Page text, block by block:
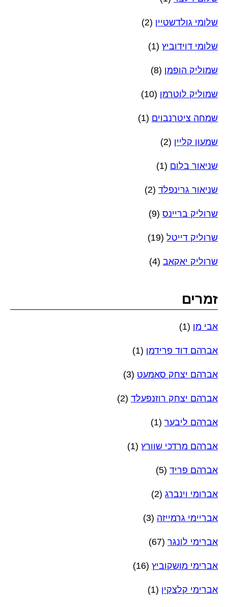
שלומי גולדשטיין (2)
שלומי דוידוביץ (1)
שמוליק הופמן (8)
שמוליק לוטרמן (10)
שמחה ציטרנבוים (1)
שמעון קליין (2)
שניאור בלום (1)
שניאור גרינפלד (2)
שרוליק בריינס (9)
שרוליק דייטל (19)
שרוליק יאקאב (4)
זמרים
אבי מן (1)
אברהם דוד פרידמן (1)
אברהם יצחק סאמעט (3)
אברהם יצחק רוזנפעלד (2)
אברהם ליבער (1)
אברהם מרדכי שוורץ (1)
אברהם פריד (5)
אברומי וינברג (2)
אבריימי גרמייזה (3)
אברימי לונגר (67)
אברימי מושקוביץ (16)
אברימי קלצקין (1)